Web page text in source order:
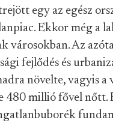
egy az egész
Ekkor még a
városokban. Az
fejlődés és
növelte, vagyis a
480 millió fővel nőtt.